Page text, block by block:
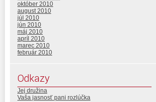
október 2010
august 2010
júl 2010
jún 2010
máj 2010
apríl 2010
marec 2010
február 2010
Odkazy
Jej družina
Vaša jasnosť pani rozlúčka